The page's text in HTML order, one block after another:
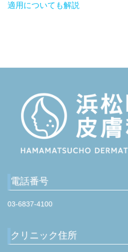
v
s
適用についても解説
電話番号
03-6837-4100
クリニック住所